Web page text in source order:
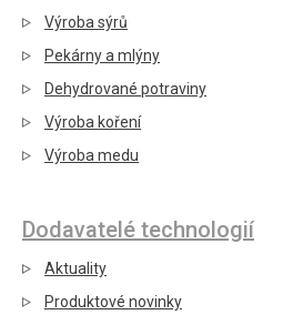
Výroba sýrů
Pekárny a mlýny
Dehydrované potraviny
Výroba koření
Výroba medu
Dodavatelé technologií
Aktuality
Produktové novinky